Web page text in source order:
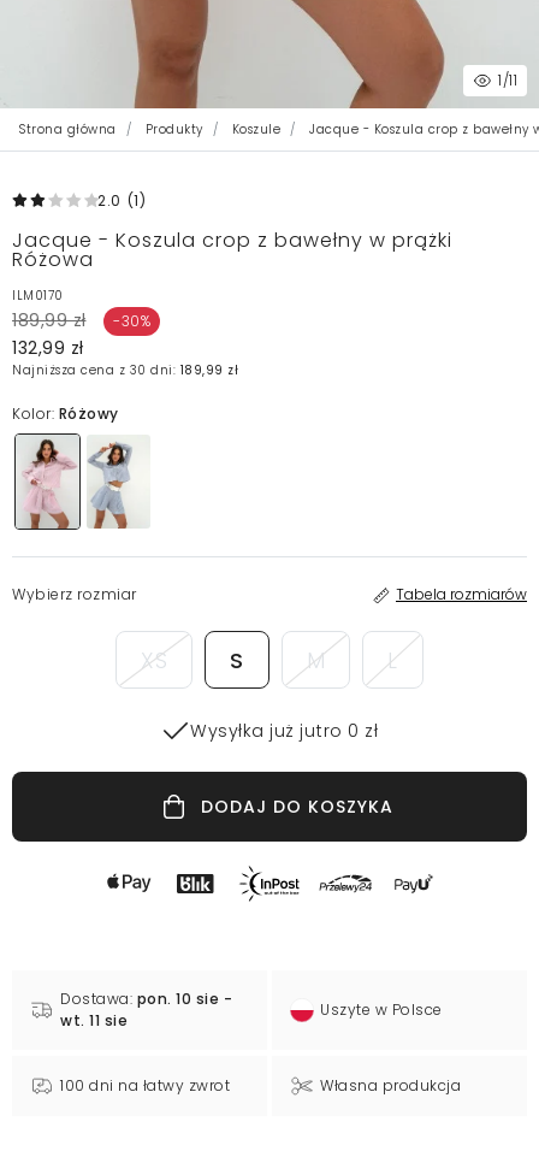
1/11
Strona główna Produkty Koszule Jacque - Koszula crop z bawełny
2.0 (1)
Jacque - Koszula crop z bawełny w prążki
Różowa
ILM0170
189,99 zł -30%
132,99 zł
Najniższa cena z 30 dni: 189,99 zł
Kolor: Różowy
Wybierz rozmiar Tabela rozmiarów
XS S M L
Wysyłka już jutro 0 zł
DODAJ DO KOSZYKA
Dostawa: pon. 10 sie -
wt. 11 sie
Uszyte w Polsce
100 dni na łatwy zwrot Własna produkcja